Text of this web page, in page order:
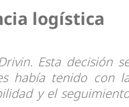
logística
Esta decisión
había tenido con
y el